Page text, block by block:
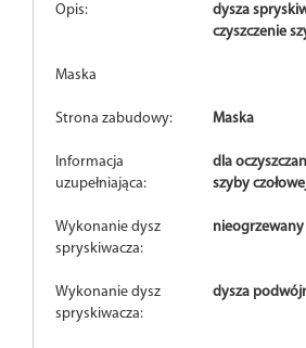
Opis:
dysza
czyszczenie
Maska
Strona zabudowy: Maska
Informacja
uzupełniająca:
dla
szyby
Wykonanie dysz
spryskiwacza:
nieogrzewany
Wykonanie dysz
spryskiwacza:
dysza